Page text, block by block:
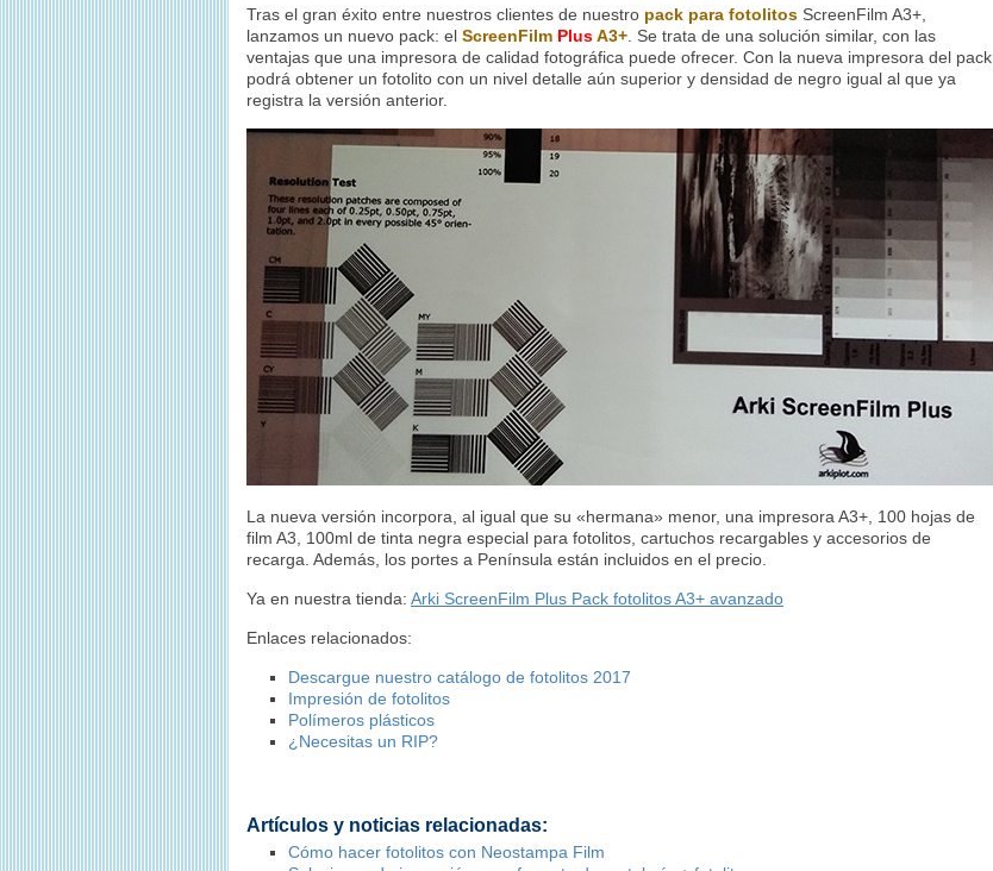
Tras el gran éxito entre nuestros clientes de nuestro pack para fotolitos ScreenFilm A3+,
lanzamos un nuevo pack: el ScreenFilm PlusA3+ . Se trata de una solución similar, con las
ventajas que una impresora de calidad fotográfica puede ofrecer. Con la nueva impresora del pack
podrá obtener un fotolito con un nivel detalle aún superior y densidad de negro igual al que ya
registra la versión anterior.
La nueva versión incorpora, al igual que su «hermana» menor, una impresora A3+, 100 hojas de
film A3, 100ml de tinta negra especial para fotolitos, cartuchos recargables y accesorios de
recarga. Además, los portes a Península están incluidos en el precio.
Ya en nuestra tienda: Arki ScreenFilm Plus Pack fotolitos A3+ avanzado
Enlaces relacionados:
Descargue nuestro catálogo de fotolitos 2017
Impresión de fotolitos
Polímeros plásticos
¿Necesitas un RIP?
Artículos y noticias relacionadas:
Cómo hacer fotolitos con Neostampa Film